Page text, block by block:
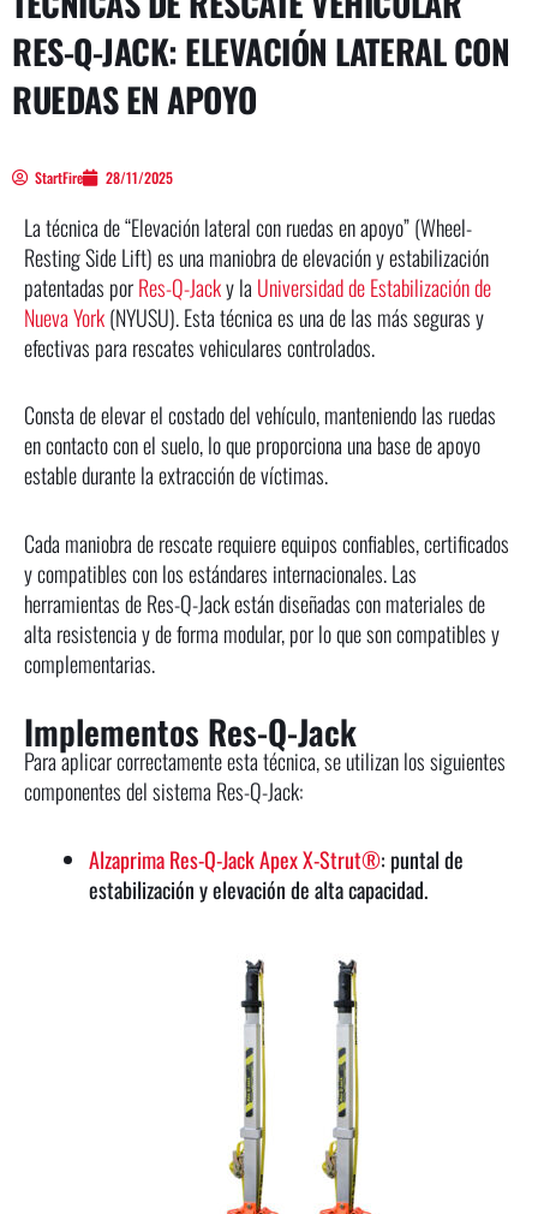
RES-Q-JACK: ELEVACIÓN LATERAL CON
RUEDAS EN APOYO
StartFire 28/11/2025
La técnica de “Elevación lateral con ruedas en apoyo” (Wheel-
Resting Side Lift) es una maniobra de elevación y estabilización
patentadas porRes-Q-Jacky la Universidad de Estabilización de
Nueva York(NYUSU). Esta técnica es una de las más seguras y
efectivas para rescates vehiculares controlados.
Consta de elevar el costado del vehículo, manteniendo las ruedas
en contacto con el suelo, lo que proporciona una base de apoyo
estable durante la extracción de víctimas.
Cada maniobra de rescate requiere equipos confiables, certificados
y compatibles con los estándares internacionales. Las
herramientas de Res-Q-Jack están diseñadas con materiales de
alta resistencia y de forma modular, por lo que son compatibles y
complementarias.
Implementos Res-Q-Jack
Para aplicar correctamente esta técnica, se utilizan los siguientes
componentes del sistema Res-Q-Jack:
Alzaprima Res-Q-Jack Apex X-Strut®: puntal de
estabilización y elevación de alta capacidad.